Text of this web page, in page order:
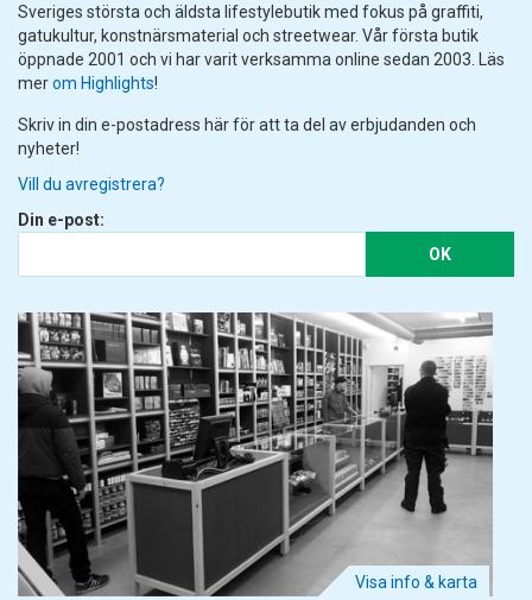
Sveriges största och äldsta lifestylebutik med fokus på graffiti,
gatukultur, konstnärsmaterial och streetwear. Vår första butik
öppnade 2001 och vi har varit verksamma online sedan 2003. Läs
merom Highlights!
Skriv in din e-postadress här för att ta del av erbjudanden och
nyheter!
Vill du avregistrera?
Din e-post:
OK
Visa info & karta